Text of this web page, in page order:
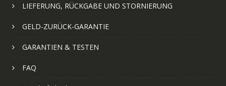
LIEFERUNG, RÜCKGABE UND STORNIERUNG
GELD-ZURÜCK-GARANTIE
GARANTIEN & TESTEN
FAQ